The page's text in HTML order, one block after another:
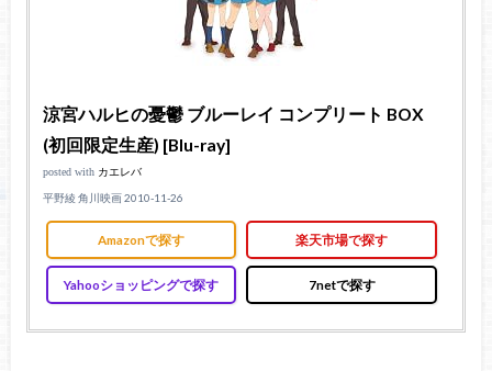
涼宮ハルヒの憂鬱 ブルーレイ コンプリート BOX
(初回限定生産) [Blu-ray]
posted with カエレバ
平野綾 角川映画 2010-11-26
Amazonで探す 楽天市場で探す
Yahooショッピングで探す 7netで探す